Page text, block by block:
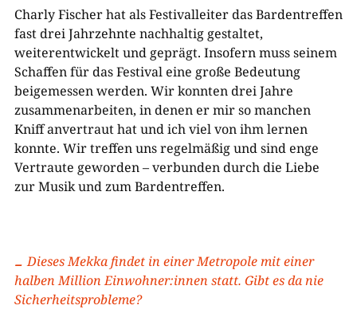
Charly Fischer hat als Festivalleiter das Bardentreffen
fast drei Jahrzehnte nachhaltig gestaltet,
weiterentwickelt und geprägt. Insofern muss seinem
Schaffen für das Festival eine große Bedeutung
beigemessen werden. Wir konnten drei Jahre
zusammenarbeiten, in denen er mir so manchen
Kniff anvertraut hat und ich viel von ihm lernen
konnte. Wir treffen uns regelmäßig und sind enge
Vertraute geworden – verbunden durch die Liebe
zur Musik und zum Bardentreffen.
Dieses Mekka findet in einer Metropole mit einer
halben Million Einwohner:innen statt. Gibt es da nie
Sicherheitsprobleme?